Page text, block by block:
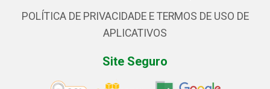
POLÍTICA DE PRIVACIDADE E TERMOS DE USO DE
APLICATIVOS
Site Seguro